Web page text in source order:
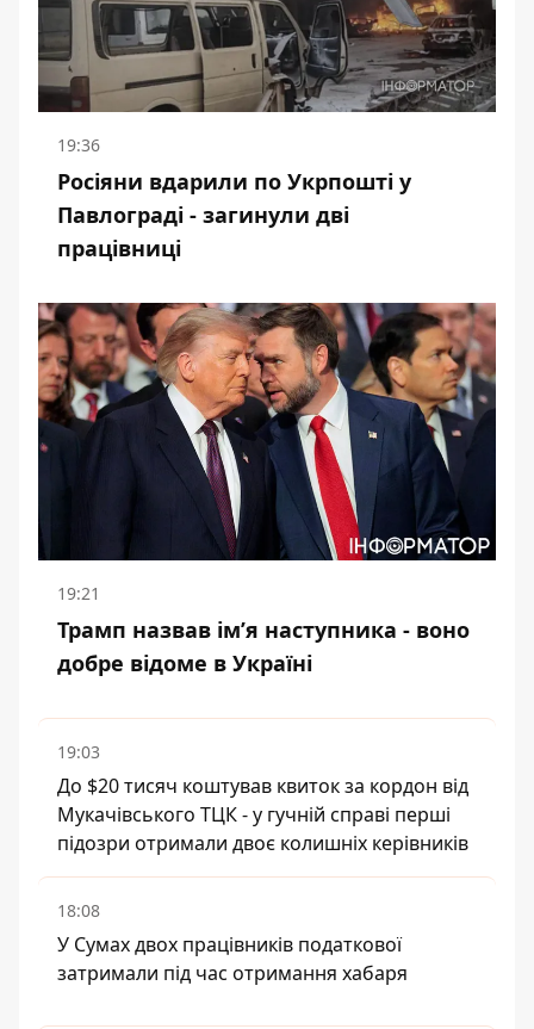
19:36
Росіяни вдарили по Укрпошті у
Павлограді - загинули дві
працівниці
19:21
Трамп назвав імʼя наступника - воно
добре відоме в Україні
19:03
До $20 тисяч коштував квиток за кордон від
Мукачівського ТЦК - у гучній справі перші
підозри отримали двоє колишніх керівників
18:08
У Сумах двох працівників податкової
затримали під час отримання хабаря